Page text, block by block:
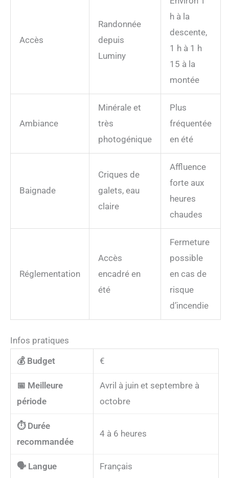
Accès
Randonnée
depuis
Luminy
h à la
descente,
1 h à 1 h
15 à la
montée
Ambiance
Minérale et
très
photogénique
Plus
fréquentée
en été
Baignade
Criques de
galets, eau
claire
Affluence
forte aux
heures
chaudes
Réglementation
Accès
encadré en
été
Fermeture
possible
en cas de
risque
d’incendie
Infos pratiques
💰 Budget
€
📅 Meilleure
période
Avril à juin et septembre à
octobre
⏱️ Durée
recommandée
4 à 6 heures
🗣️ Langue Français